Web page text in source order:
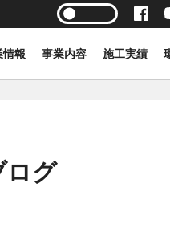
情報 事業内容 施工実績
ログ